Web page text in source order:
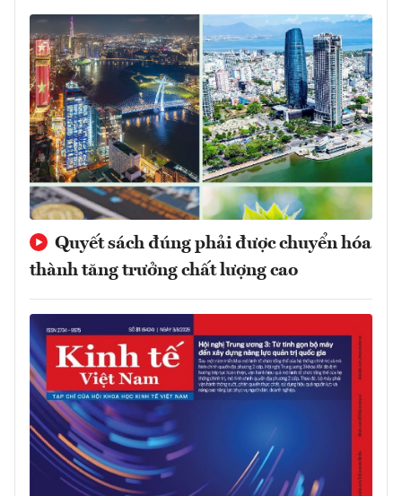
Quyết sách đúng phải được chuyển hóa
thành tăng trưởng chất lượng cao